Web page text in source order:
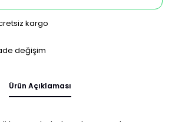
kargo
değişim
Ürün Açıklaması